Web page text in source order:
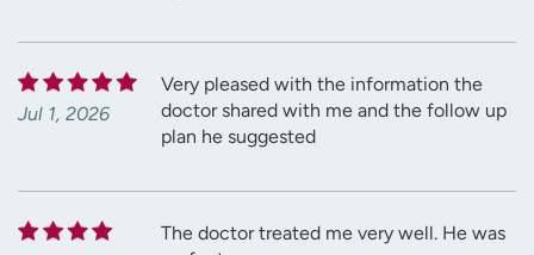
Jul 1, 2026
Very pleased with the information the
doctor shared with me and the follow up
plan he suggested
The doctor treated me very well. He was